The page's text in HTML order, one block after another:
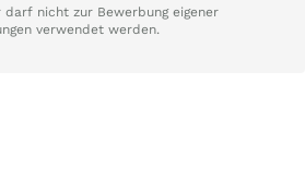
nicht zur Bewerbung eigener
verwendet werden.